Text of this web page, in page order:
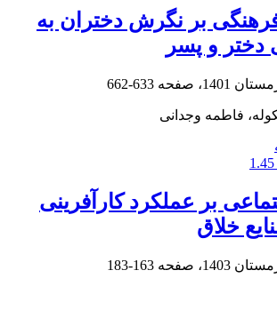
بر نگرش دختران به
و پسر
633-662
فاطمه وجدانی
بر عملکرد کارآفرینی
خلاق
163-183